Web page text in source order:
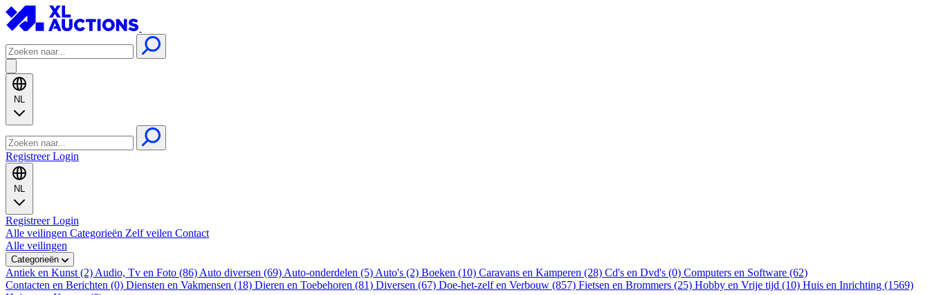
NL
RegistreerLogin
NL
RegistreerLogin
Alle veilingen Categorieën Zelf veilen Contact
Alle veilingen
Categorieën
Antiek en Kunst (2) Audio, Tv en Foto (86) Auto diversen (69) Auto-onderdelen (5) Auto's (2) Boeken (10) Caravans en Kamperen (28) Cd's en Dvd's (0) Computers en Software (62)
Contacten en Berichten (0) Diensten en Vakmensen (18) Dieren en Toebehoren (81) Diversen (67) Doe-het-zelf en Verbouw (857) Fietsen en Brommers (25) Hobby en Vrije tijd (10) Huis en Inrichting (1569)